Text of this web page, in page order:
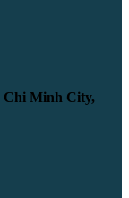
Chi Minh City,